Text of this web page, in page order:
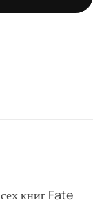
книг Fate